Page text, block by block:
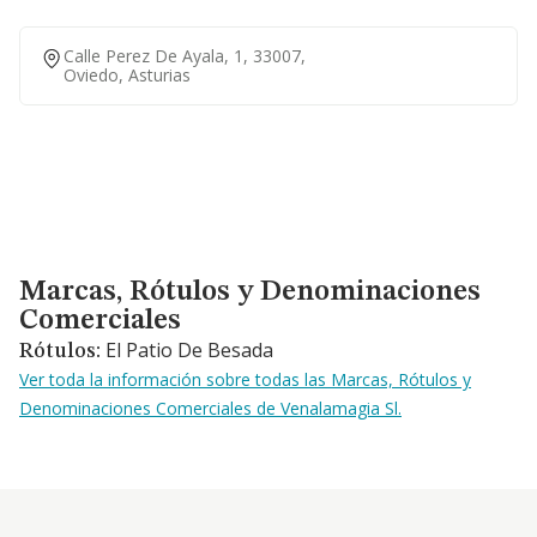
Calle Perez De Ayala, 1, 33007,
Oviedo, Asturias
Marcas, Rótulos y Denominaciones Comerciales
Marcas, Rótulos y Denominaciones
Comerciales
Rótulos: El Patio De Besada
Ver toda la información sobre todas las Marcas, Rótulos y
Denominaciones Comerciales de Venalamagia Sl.